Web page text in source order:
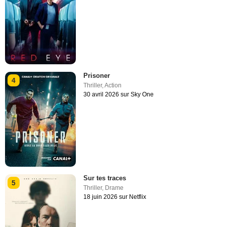
4
Prisoner
Thriller,Action
30 avril 2026 sur Sky One
5
Sur tes traces
Thriller, Drame
18 juin 2026 sur Netflix